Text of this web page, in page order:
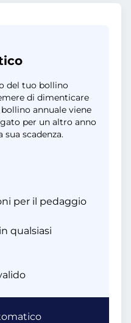
del tuo bollino
di dimenticare
annuale viene
per un altro anno
scadenza.
per il pedaggio
qualsiasi